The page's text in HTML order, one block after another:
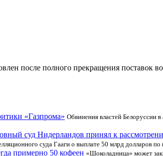
после полного прекращения поставок
«Газпрома» Обвинения властей Белоруссии
суд Нидерландов принял к
суда Гааги о выплате 50 млрд долларов
примерно 50 кофеен «Шоколадница» может